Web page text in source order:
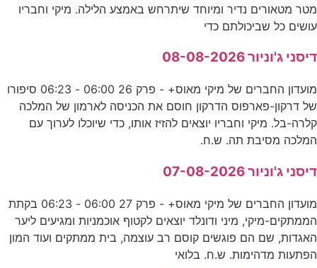
מטר מטאורים נדיר ומיוחד שיתרחש באמצע הלילה. מיקי וחבריו
עושים כל שביכולתם כדי
דיסני ג'וניור 08-08-2026
מועדון החברים של מיקי מאוס+ - פרק 26 06:00 - 06:23 סיפורו
של דרקון-פארפוס הדרקון חוסם את הכניסה לארמון של המלכה
קלרה-בל. מיקי וחבריו יוצאים להזיז אותו, כדי שיוכלו לערוך עם
המלכה מסיבת תה. ש.ח.
דיסני ג'וניור 07-08-2026
מועדון החברים של מיקי מאוס+ - פרק 27 06:00 - 06:23 בקתת
הממתקים-מיקי, מיני ודונלד יוצאים לקטוף אוכמניות ומגיעים ליער
האגדות, שם הם פוגשים קוסם רב עוצמה, בית ממתקים ועוד המון
הפתעות מדהימות. ש.ח. בלואי